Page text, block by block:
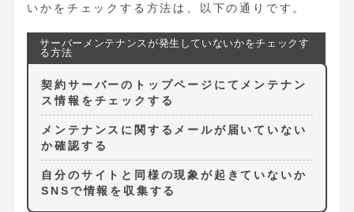
いかをチェックする方法は、以下の通りです。
契約サーバーのトップページにてメンテナン
ス情報をチェックする
メンテナンスに関するメールが届いていない
か確認する
自分のサイトと同様の現象が起きていないか
SNSで情報を収集する